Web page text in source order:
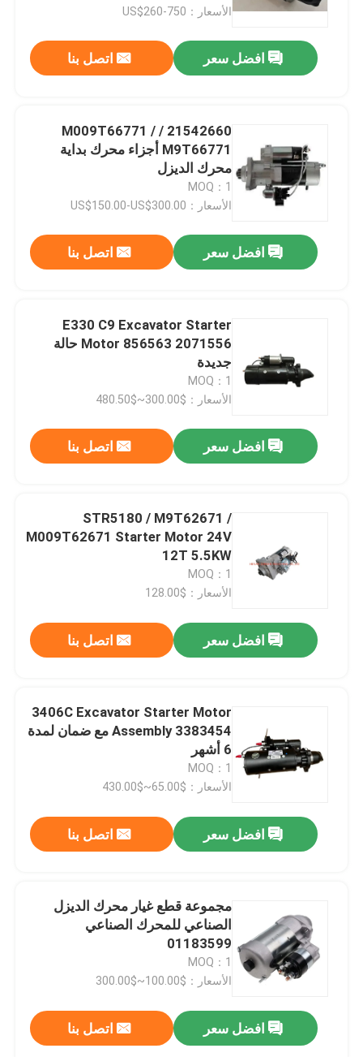
الأسعار：US$260-750
افضل سعر اتصل بنا
21542660 / M009T66771 /
M9T66771 أجزاء محرك بداية
محرك الديزل
MOQ：1
الأسعار：US$150.00-US$300.00
افضل سعر اتصل بنا
E330 C9 Excavator Starter
Motor 856563 2071556 حالة
جديدة
MOQ：1
الأسعار：$300.00~$480.50
افضل سعر اتصل بنا
STR5180 / M9T62671 /
M009T62671 Starter Motor 24V
12T 5.5KW
MOQ：1
الأسعار：$128.00
افضل سعر اتصل بنا
3406C Excavator Starter Motor
Assembly 3383454 مع ضمان لمدة
6 أشهر
MOQ：1
الأسعار：$65.00~$430.00
افضل سعر اتصل بنا
مجموعة قطع غيار محرك الديزل
الصناعي للمحرك الصناعي
01183599
MOQ：1
الأسعار：$100.00~$300.00
افضل سعر اتصل بنا